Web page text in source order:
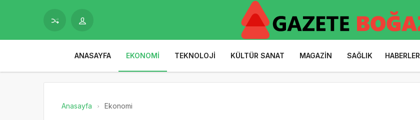
ANASAYFA EKONOMI TEKNOLOJI KÜLTÜR SANAT MAGAZIN SAĞLIK HABERLER
Anasayfa Ekonomi